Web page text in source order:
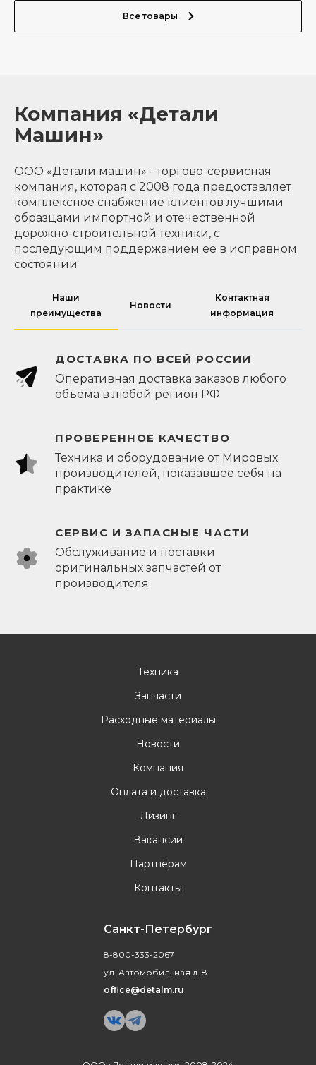
Все товары
Компания «Детали
Машин»
ООО «Детали машин» - торгово-сервисная
компания, которая с 2008 года предоставляет
комплексное снабжение клиентов лучшими
образцами импортной и отечественной
дорожно-строительной техники, с
последующим поддержанием её в исправном
состоянии
Наши
преимущества
Новости
Контактная
информация
ДОСТАВКА ПО ВСЕЙ РОССИИ
Оперативная доставка заказов любого
объема в любой регион РФ
ПРОВЕРЕННОЕ КАЧЕСТВО
Техника и оборудование от Мировых
производителей, показавшее себя на
практике
СЕРВИС И ЗАПАСНЫЕ ЧАСТИ
Обслуживание и поставки
оригинальных запчастей от
производителя
Техника
Запчасти
Расходные материалы
Новости
Компания
Оплата и доставка
Лизинг
Вакансии
Партнёрам
Контакты
Санкт-Петербург
8-800-333-2067
ул. Автомобильная д. 8
office@detalm.ru